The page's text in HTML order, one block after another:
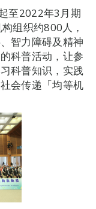
至2022年3月期
组织约800人，
智力障碍及精神
科普活动，让参
科普知识，实践
会传递「均等机